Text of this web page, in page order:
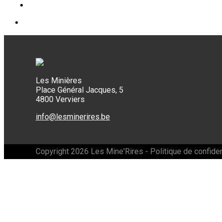
Les Minières
Place Général Jacques, 5
4800 Verviers
info@lesminerires.be
Copyright 2026 Les Mine'Rires - Politique de